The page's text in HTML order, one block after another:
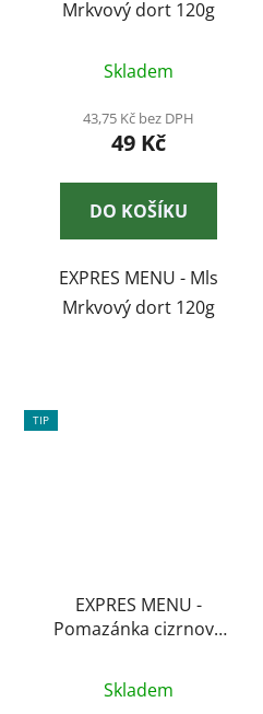
Mrkvový dort 120g
hodnocení
produktu
je
z
Skladem
43,75 Kč bez DPH
49 Kč
DO KOŠÍKU
EXPRES MENU - Mls
Mrkvový dort 120g
TIP
EXPRES MENU -
Pomazánka cizrnová
Skladem